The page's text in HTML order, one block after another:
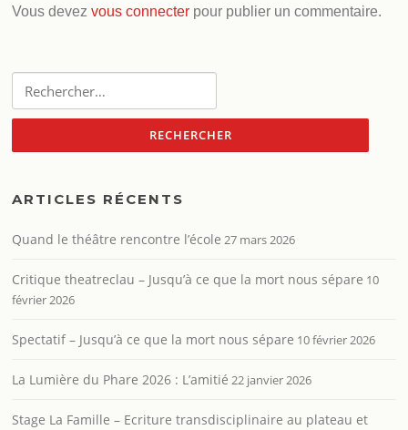
Vous devezvous connecter pour publier un commentaire.
ARTICLES RÉCENTS
Quand le théâtre rencontre l’école 27 mars 2026
Critique theatreclau – Jusqu’à ce que la mort nous sépare 10
février 2026
Spectatif – Jusqu’à ce que la mort nous sépare 10 février 2026
La Lumière du Phare 2026 : L’amitié 22 janvier 2026
Stage La Famille – Ecriture transdisciplinaire au plateau et